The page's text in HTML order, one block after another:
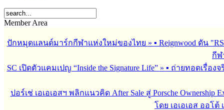
Member Area
ปักหมุดแลนด์มาร์กกีฬาแห่งใหม่ของไทย » ▪︎ Reignwood ดัน
กีฬ
SC เปิดตัวแคมเปญ “Inside the Signature Life” » ▪︎ ถ่ายทอดเรื่อง
ปอร์เช่ เอเอเอสฯ พลิกแนวคิด After Sale สู่ Porsche Ownership
โดย เอเอเอส ออโ